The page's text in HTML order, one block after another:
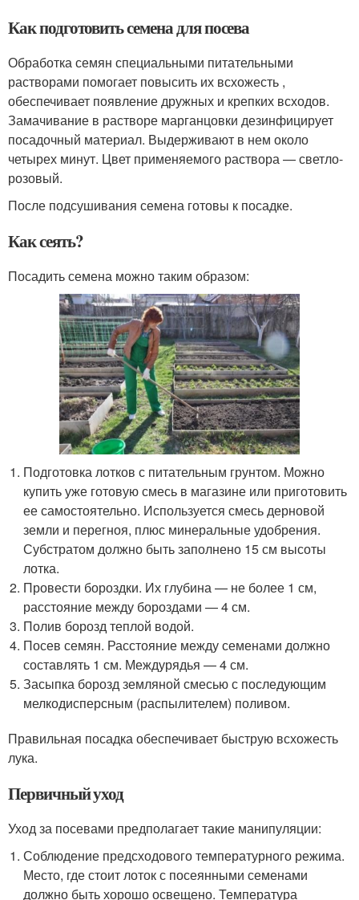
Как подготовить семена для посева
Обработка семян специальными питательными
растворами помогает повысить их всхожесть ,
обеспечивает появление дружных и крепких всходов.
Замачивание в растворе марганцовки дезинфицирует
посадочный материал. Выдерживают в нем около
четырех минут. Цвет применяемого раствора — светло-
розовый.
После подсушивания семена готовы к посадке.
Как сеять?
Посадить семена можно таким образом:
Подготовка лотков с питательным грунтом. Можно
купить уже готовую смесь в магазине или приготовить
ее самостоятельно. Используется смесь дерновой
земли и перегноя, плюс минеральные удобрения.
Субстратом должно быть заполнено 15 см высоты
лотка.
Провести бороздки. Их глубина — не более 1 см,
расстояние между бороздами — 4 см.
Полив борозд теплой водой.
Посев семян. Расстояние между семенами должно
составлять 1 см. Междурядья — 4 см.
Засыпка борозд земляной смесью с последующим
мелкодисперсным (распылителем) поливом.
Правильная посадка обеспечивает быструю всхожесть
лука.
Первичный уход
Уход за посевами предполагает такие манипуляции:
Соблюдение предсходового температурного режима.
Место, где стоит лоток с посеянными семенами
должно быть хорошо освещено. Температура